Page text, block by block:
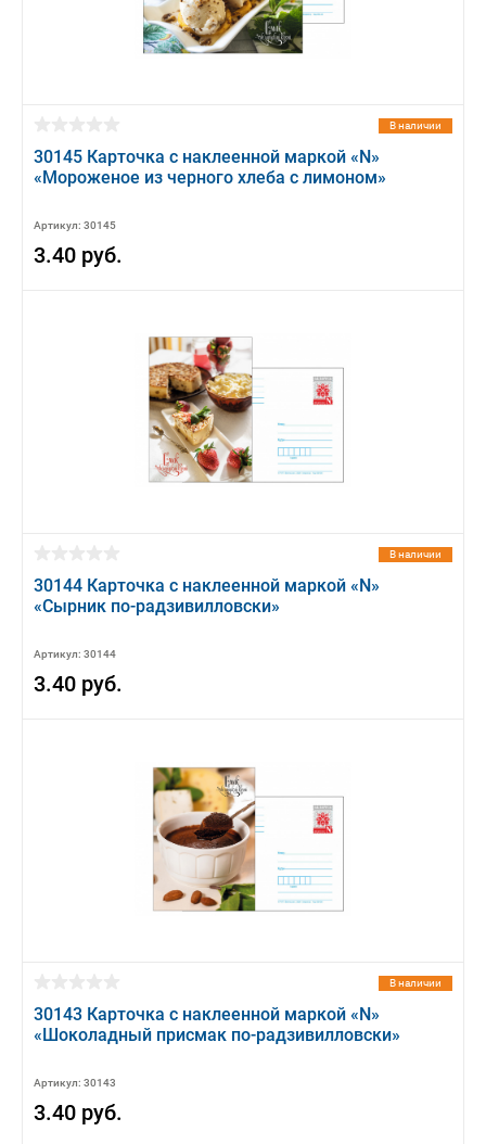
В наличии
30145 Карточка с наклеенной маркой «N»
«Мороженое из черного хлеба с лимоном»
Артикул: 30145
3.40 руб.
В наличии
30144 Карточка с наклеенной маркой «N»
«Сырник по-радзивилловски»
Артикул: 30144
3.40 руб.
В наличии
30143 Карточка с наклеенной маркой «N»
«Шоколадный присмак по-радзивилловски»
Артикул: 30143
3.40 руб.